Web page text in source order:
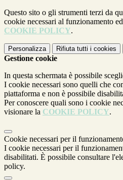
Questo sito o gli strumenti terzi da
cookie necessari al funzionamento
COOKIE POLICY.
Personalizza Rifiuta tutti i cookies
Gestione cookie
In questa schermata è possibile
I cookie necessari sono quelli che
piattaforma e non è possibile
Per conoscere quali sono i cookie
visionare la COOKIE POLICY.
Cookie necessari per il
I cookie necessari per il
disabilitati. È possibile consultare
policy.